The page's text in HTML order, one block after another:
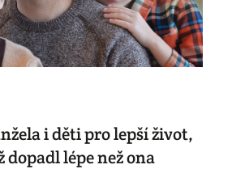
i děti pro lepší život,
dopadl lépe než ona